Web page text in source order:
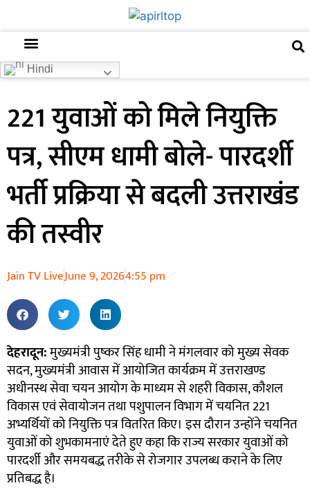
Hindi
221 युवाओं को मिले नियुक्ति
पत्र, सीएम धामी बोले- पारदर्शी
भर्ती प्रक्रिया से बदली उत्तराखंड
की तस्वीर
Jain TV LiveJune 9, 20264:55 pm
देहरादून:मुख्यमंत्री पुष्कर सिंह धामी ने मंगलवार को मुख्य सेवक
सदन, मुख्यमंत्री आवास में आयोजित कार्यक्रम में उत्तराखण्ड
अधीनस्थ सेवा चयन आयोग के माध्यम से शहरी विकास, कौशल
विकास एवं सेवायोजन तथा पशुपालन विभाग में चयनित 221
अभ्यर्थियों को नियुक्ति पत्र वितरित किए। इस दौरान उन्होंने चयनित
युवाओं को शुभकामनाएं देते हुए कहा कि राज्य सरकार युवाओं को
पारदर्शी और समयबद्ध तरीके से रोजगार उपलब्ध कराने के लिए
प्रतिबद्ध है।